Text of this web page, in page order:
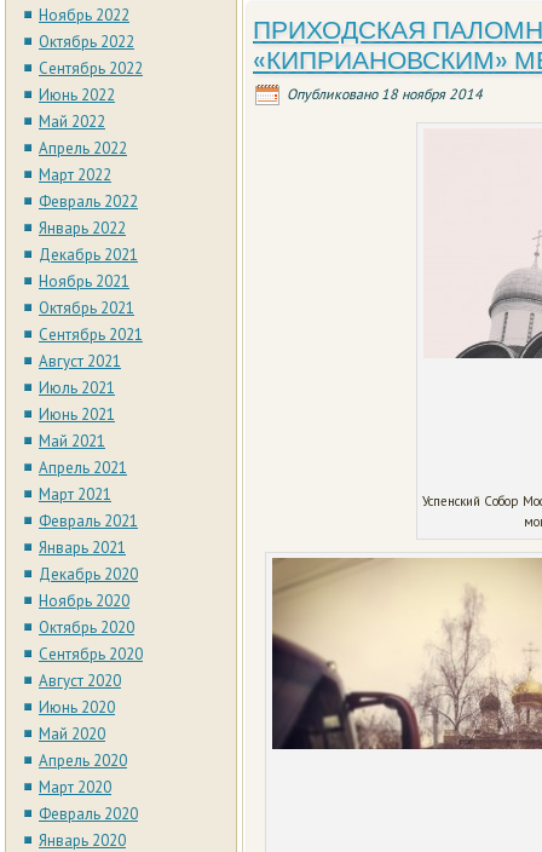
Ноябрь 2022
Октябрь 2022
Сентябрь 2022
Июнь 2022
Май 2022
Апрель 2022
Март 2022
Февраль 2022
Январь 2022
Декабрь 2021
Ноябрь 2021
Октябрь 2021
Сентябрь 2021
Август 2021
Июль 2021
Июнь 2021
Май 2021
Апрель 2021
Март 2021
Февраль 2021
Январь 2021
Декабрь 2020
Ноябрь 2020
Октябрь 2020
Сентябрь 2020
Август 2020
Июнь 2020
Май 2020
Апрель 2020
Март 2020
Февраль 2020
Январь 2020
ПРИХОДСКАЯ
«КИПРИАНОВСКИМ»
Опубликовано 18 ноября 2014
Успенский Собор